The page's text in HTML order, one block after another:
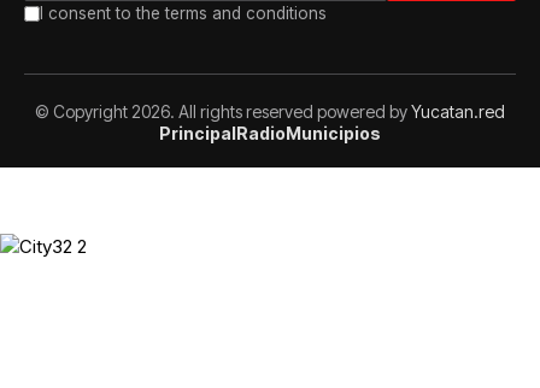
I consent to the terms and conditions
© Copyright 2026. All rights reserved powered byYucatan.red
PrincipalRadioMunicipios